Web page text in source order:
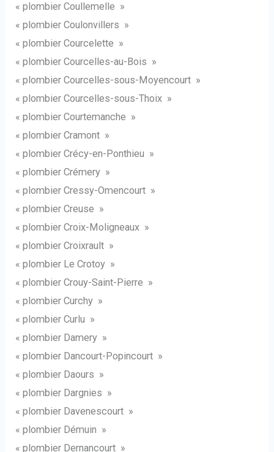
« plombier Coullemelle »
« plombier Coulonvillers »
« plombier Courcelette »
« plombier Courcelles-au-Bois »
« plombier Courcelles-sous-Moyencourt »
« plombier Courcelles-sous-Thoix »
« plombier Courtemanche »
« plombier Cramont »
« plombier Crécy-en-Ponthieu »
« plombier Crémery »
« plombier Cressy-Omencourt »
« plombier Creuse »
« plombier Croix-Moligneaux »
« plombier Croixrault »
« plombier Le Crotoy »
« plombier Crouy-Saint-Pierre »
« plombier Curchy »
« plombier Curlu »
« plombier Damery »
« plombier Dancourt-Popincourt »
« plombier Daours »
« plombier Dargnies »
« plombier Davenescourt »
« plombier Démuin »
« plombier Dernancourt »